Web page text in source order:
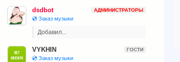
dsdbot АДМИНИСТРАТОРЫ
💿 Заказ музыки
Добавил...
VYKHIN ГОСТИ
💿 Заказ музыки